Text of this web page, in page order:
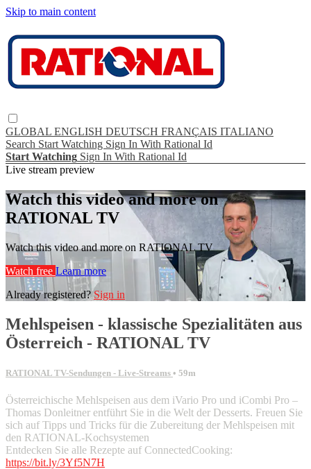
Skip to main content
GLOBAL ENGLISH DEUTSCH FRANÇAIS ITALIANO
Search Start Watching Sign In With Rational Id
Start Watching Sign In With Rational Id
Live stream preview
Watch this video and more on
RATIONAL TV
Watch this video and more on RATIONAL TV
Watch free Learn more
Already registered?Sign in
Mehlspeisen - klassische Spezialitäten aus
Österreich - RATIONAL TV
RATIONAL TV-Sendungen - Live-Streams • 59m
Österreichische Mehlspeisen aus dem iVario Pro und iCombi Pro –
Thomas Donleitner entführt Sie in die Welt der Desserts. Freuen Sie
sich auf Tipps und Tricks für die Zubereitung der Mehlspeisen mit
den RATIONAL-Kochsystemen
Entdecken Sie alle Rezepte auf ConnectedCooking:
https://bit.ly/3Yf5N7H